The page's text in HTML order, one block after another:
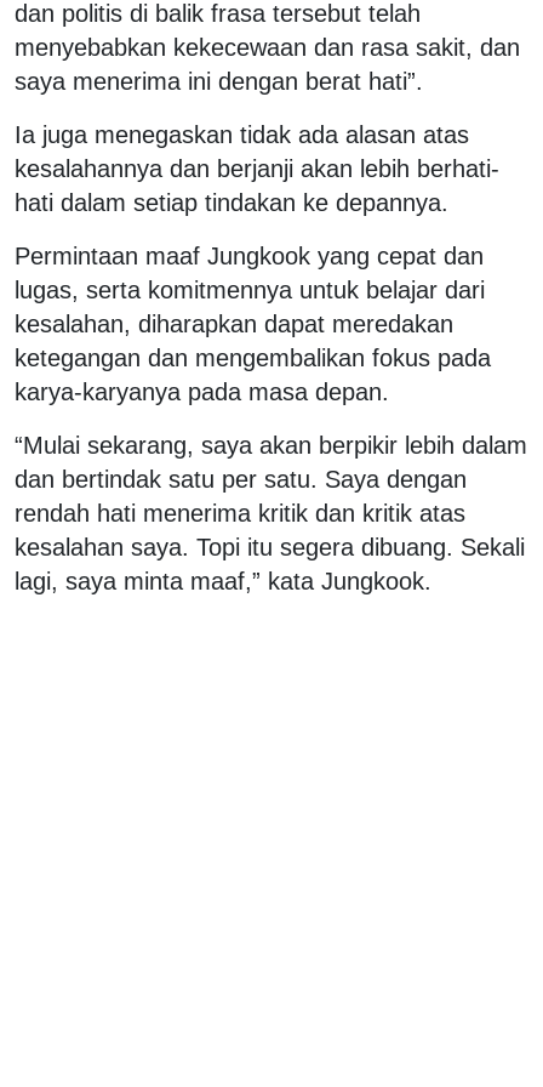
dan politis di balik frasa tersebut telah
menyebabkan kekecewaan dan rasa sakit, dan
saya menerima ini dengan berat hati”.
Ia juga menegaskan tidak ada alasan atas
kesalahannya dan berjanji akan lebih berhati-
hati dalam setiap tindakan ke depannya.
Permintaan maaf Jungkook yang cepat dan
lugas, serta komitmennya untuk belajar dari
kesalahan, diharapkan dapat meredakan
ketegangan dan mengembalikan fokus pada
karya-karyanya pada masa depan.
“Mulai sekarang, saya akan berpikir lebih dalam
dan bertindak satu per satu. Saya dengan
rendah hati menerima kritik dan kritik atas
kesalahan saya. Topi itu segera dibuang. Sekali
lagi, saya minta maaf,” kata Jungkook.